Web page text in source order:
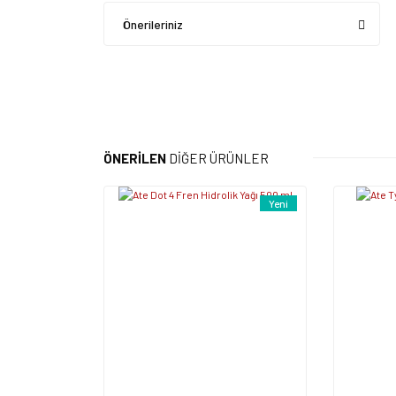
Önerileriniz
ÖNERİLEN DİĞER ÜRÜNLER
Yeni